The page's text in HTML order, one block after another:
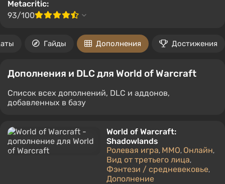
Metacritic:
93/100
Гайды Дополнения Достижения
Дополнения и DLC для World of Warcraft
Список всех дополнений, DLC и аддонов,
добавленных в базу
World of Warcraft:
Shadowlands
Ролевая игра, MMO, Онлайн,
Вид от третьего лица,
Фэнтези / средневековье,
Дополнение